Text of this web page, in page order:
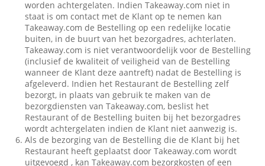
worden achtergelaten. Indien Takeaway.com niet in
staat is om contact met de Klant op te nemen kan
Takeaway.com de Bestelling op een redelijke locatie
buiten, in de buurt van het bezorgadres, achterlaten.
Takeaway.com is niet verantwoordelijk voor de Bestelling
(inclusief de kwaliteit of veiligheid van de Bestelling
wanneer de Klant deze aantreft) nadat de Bestelling is
afgeleverd. Indien het Restaurant de Bestelling zelf
bezorgt, in plaats van gebruik te maken van de
bezorgdiensten van Takeaway.com, beslist het
Restaurant of de Bestelling buiten bij het bezorgadres
wordt achtergelaten indien de Klant niet aanwezig is.
Als de bezorging van de Bestelling die de Klant bij het
Restaurant heeft geplaatst door Takeaway.com wordt
uitgevoegd , kan Takeaway.com bezorgkosten of een